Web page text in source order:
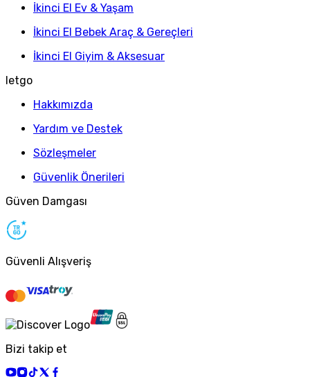
İkinci El Ev & Yaşam
İkinci El Bebek Araç & Gereçleri
İkinci El Giyim & Aksesuar
letgo
Hakkımızda
Yardım ve Destek
Sözleşmeler
Güvenlik Önerileri
Güven Damgası
Güvenli Alışveriş
Bizi takip et